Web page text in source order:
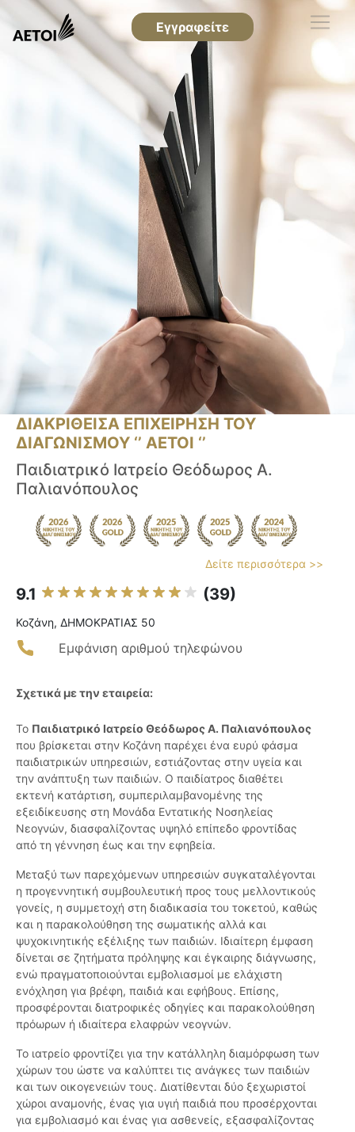
Εγγραφείτε
ΔΙΑΚΡΙΘΕΙΣΑ ΕΠΙΧΕΙΡΗΣΗ ΤΟΥ
ΔΙΑΓΩΝΙΣΜΟΥ ‘’ ΑΕΤΟΙ ‘’
Παιδιατρικό Ιατρείο Θεόδωρος Α.
Παλιανόπουλος
Δείτε περισσότερα >>
9.1 (39)
Κοζάνη, ΔΗΜΟΚΡΑΤΙΑΣ 50
Εμφάνιση αριθμού τηλεφώνου
Σχετικά με την εταιρεία:
Το Παιδιατρικό Ιατρείο Θεόδωρος Α. Παλιανόπουλος
που βρίσκεται στην Κοζάνη παρέχει ένα ευρύ φάσμα
παιδιατρικών υπηρεσιών, εστιάζοντας στην υγεία και
την ανάπτυξη των παιδιών. Ο παιδίατρος διαθέτει
εκτενή κατάρτιση, συμπεριλαμβανομένης της
εξειδίκευσης στη Μονάδα Εντατικής Νοσηλείας
Νεογνών, διασφαλίζοντας υψηλό επίπεδο φροντίδας
από τη γέννηση έως και την εφηβεία.
Μεταξύ των παρεχόμενων υπηρεσιών συγκαταλέγονται
η προγεννητική συμβουλευτική προς τους μελλοντικούς
γονείς, η συμμετοχή στη διαδικασία του τοκετού, καθώς
και η παρακολούθηση της σωματικής αλλά και
ψυχοκινητικής εξέλιξης των παιδιών. Ιδιαίτερη έμφαση
δίνεται σε ζητήματα πρόληψης και έγκαιρης διάγνωσης,
ενώ πραγματοποιούνται εμβολιασμοί με ελάχιστη
ενόχληση για βρέφη, παιδιά και εφήβους. Επίσης,
προσφέρονται διατροφικές οδηγίες και παρακολούθηση
πρόωρων ή ιδιαίτερα ελαφρών νεογνών.
Το ιατρείο φροντίζει για την κατάλληλη διαμόρφωση των
χώρων του ώστε να καλύπτει τις ανάγκες των παιδιών
και των οικογενειών τους. Διατίθενται δύο ξεχωριστοί
χώροι αναμονής, ένας για υγιή παιδιά που προσέρχονται
για εμβολιασμό και ένας για ασθενείς, εξασφαλίζοντας